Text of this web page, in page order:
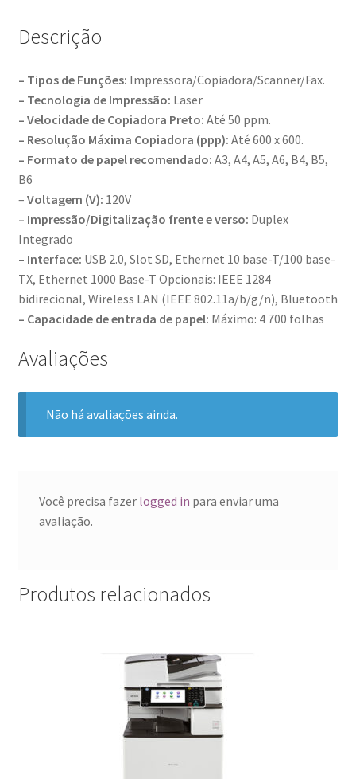
Descrição
– Tipos de Funções: Impressora/Copiadora/Scanner/Fax.
– Tecnologia de Impressão: Laser
– Velocidade de Copiadora Preto: Até 50 ppm.
– Resolução Máxima Copiadora (ppp): Até 600 x 600.
– Formato de papel recomendado: A3, A4, A5, A6, B4, B5,
B6
– Voltagem (V): 120V
– Impressão/Digitalização frente e verso: Duplex
Integrado
– Interface: USB 2.0, Slot SD, Ethernet 10 base-T/100 base-
TX, Ethernet 1000 Base-T Opcionais: IEEE 1284
bidirecional, Wireless LAN (IEEE 802.11a/b/g/n), Bluetooth
– Capacidade de entrada de papel: Máximo: 4 700 folhas
Avaliações
Não há avaliações ainda.
Você precisa fazer logged in para enviar uma
avaliação.
Produtos relacionados